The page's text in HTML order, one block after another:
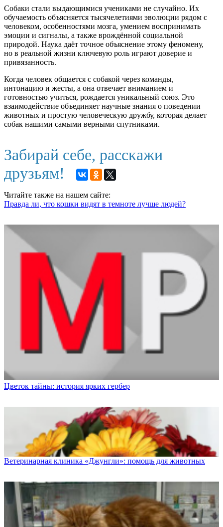
Собаки стали выдающимися учениками не случайно. Их
обучаемость объясняется тысячелетиями эволюции рядом с
человеком, особенностями мозга, умением воспринимать
эмоции и сигналы, а также врождённой социальной
природой. Наука даёт точное объяснение этому феномену,
но в реальной жизни ключевую роль играют доверие и
привязанность.
Когда человек общается с собакой через команды,
интонацию и жесты, а она отвечает вниманием и
готовностью учиться, рождается уникальный союз. Это
взаимодействие объединяет научные знания о поведении
животных и простую человеческую дружбу, которая делает
собак нашими самыми верными спутниками.
Забирай себе, расскажи
друзьям!
Читайте также на нашем сайте:
Правда ли, что кошки видят в темноте лучше людей?
Цветок тайны: история ярких гербер
Ветеринарная клиника «Джунгли»: помощь для животных